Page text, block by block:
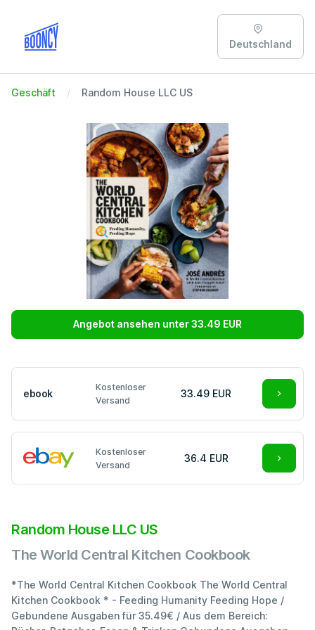
Deutschland
Geschäft Random House LLC US
Angebot ansehen unter 33.49 EUR
ebook
Kostenloser
Versand
33.49 EUR
Kostenloser
Versand
36.4 EUR
Random House LLC US
The World Central Kitchen Cookbook
*The World Central Kitchen Cookbook The World Central
Kitchen Cookbook * - Feeding Humanity Feeding Hope /
Gebundene Ausgaben für 35.49€ / Aus dem Bereich: